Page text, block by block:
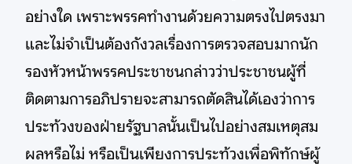
อย่างใด เพราะพรรคทำงานด้วยความตรงไปตรงมา
และไม่จำเป็นต้องกังวลเรื่องการตรวจสอบมากนัก
รองหัวหน้าพรรคประชาชนกล่าวว่าประชาชนผู้ที่
ติดตามการอภิปรายจะสามารถตัดสินได้เองว่าการ
ประท้วงของฝ่ายรัฐบาลนั้นเป็นไปอย่างสมเหตุสม
ผลหรือไม่ หรือเป็นเพียงการประท้วงเพื่อพิทักษ์ผู้